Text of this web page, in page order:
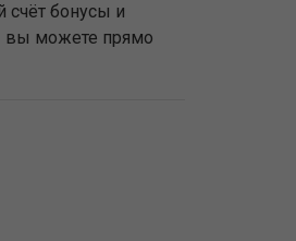
счёт бонусы и
вы можете прямо